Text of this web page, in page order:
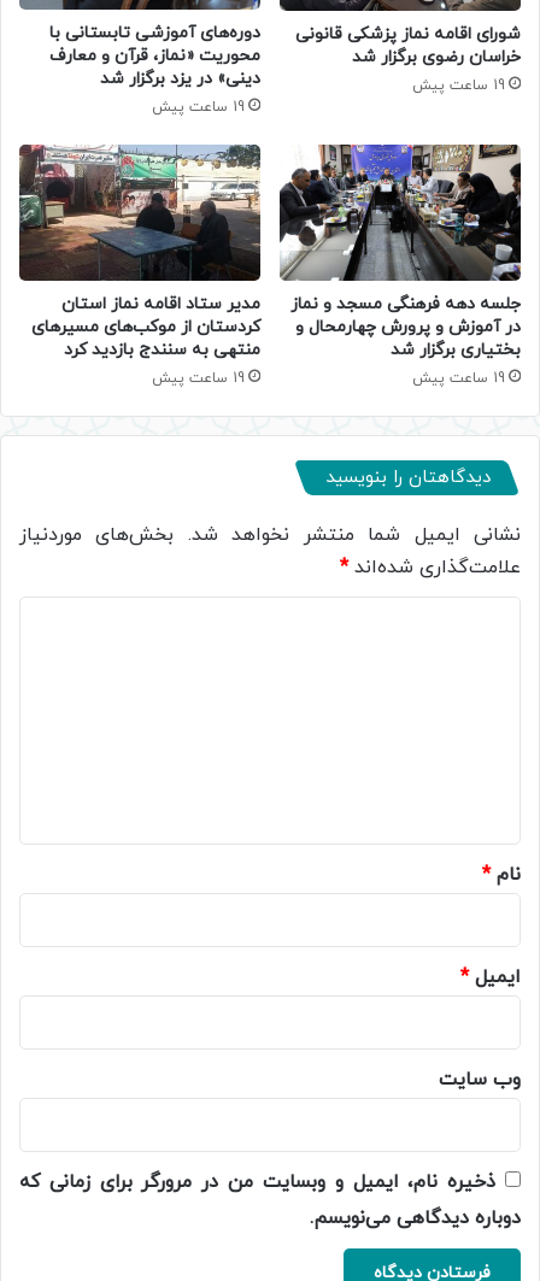
شورای اقامه نماز پزشکی قانونی
خراسان رضوی برگزار شد
19 ساعت پیش
دوره‌های آموزشی تابستانی با
محوریت «نماز، قرآن و معارف
دینی» در یزد برگزار شد
19 ساعت پیش
جلسه دهه فرهنگی مسجد و نماز
در آموزش و پرورش چهارمحال و
بختیاری برگزار شد
19 ساعت پیش
مدیر ستاد اقامه نماز استان
کردستان از موکب‌های مسیرهای
منتهی به سنندج بازدید کرد
19 ساعت پیش
دیدگاهتان را بنویسید
نشانی ایمیل شما منتشر نخواهد شد. بخش‌های موردنیاز
علامت‌گذاری شده‌اند*
نام*
ایمیل*
وب‌ سایت
ذخیره نام، ایمیل و وبسایت من در مرورگر برای زمانی که
دوباره دیدگاهی می‌نویسم.